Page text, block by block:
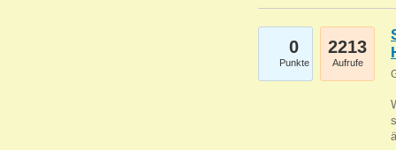
0
Punkte
2213
Aufrufe